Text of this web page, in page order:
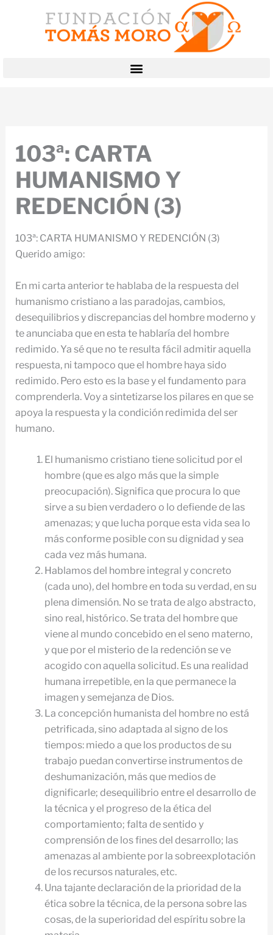
103ª: CARTA
HUMANISMO Y
REDENCIÓN (3)
103ª: CARTA HUMANISMO Y REDENCIÓN (3)
Querido amigo:
En mi carta anterior te hablaba de la respuesta del
humanismo cristiano a las paradojas, cambios,
desequilibrios y discrepancias del hombre moderno y
te anunciaba que en esta te hablaría del hombre
redimido. Ya sé que no te resulta fácil admitir aquella
respuesta, ni tampoco que el hombre haya sido
redimido. Pero esto es la base y el fundamento para
comprenderla. Voy a sintetizarse los pilares en que se
apoya la respuesta y la condición redimida del ser
humano.
El humanismo cristiano tiene solicitud por el
hombre (que es algo más que la simple
preocupación). Significa que procura lo que
sirve a su bien verdadero o lo defiende de las
amenazas; y que lucha porque esta vida sea lo
más conforme posible con su dignidad y sea
cada vez más humana.
Hablamos del hombre integral y concreto
(cada uno), del hombre en toda su verdad, en su
plena dimensión. No se trata de algo abstracto,
sino real, histórico. Se trata del hombre que
viene al mundo concebido en el seno materno,
y que por el misterio de la redención se ve
acogido con aquella solicitud. Es una realidad
humana irrepetible, en la que permanece la
imagen y semejanza de Dios.
La concepción humanista del hombre no está
petrificada, sino adaptada al signo de los
tiempos: miedo a que los productos de su
trabajo puedan convertirse instrumentos de
deshumanización, más que medios de
dignificarle; desequilibrio entre el desarrollo de
la técnica y el progreso de la ética del
comportamiento; falta de sentido y
comprensión de los fines del desarrollo; las
amenazas al ambiente por la sobreexplotación
de los recursos naturales, etc.
Una tajante declaración de la prioridad de la
ética sobre la técnica, de la persona sobre las
cosas, de la superioridad del espíritu sobre la